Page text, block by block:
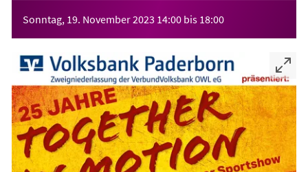
Sonntag, 19. November 2023 14:00 bis 18:00